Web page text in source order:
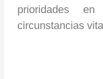
prioridades
circunstancias